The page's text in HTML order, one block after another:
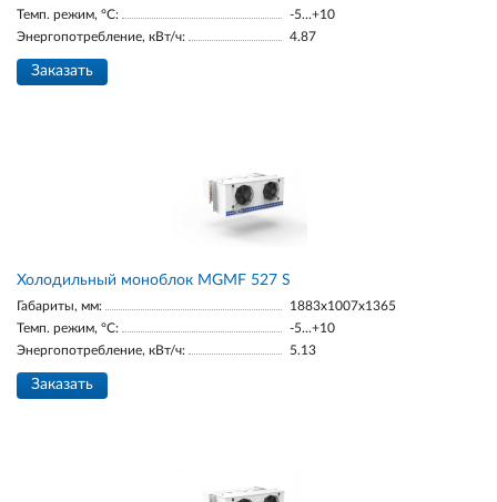
Темп. режим, °С:
-5...+10
Энергопотребление, кВт/ч:
4.87
Заказать
Холодильный моноблок MGМF 527 S
Габариты, мм:
1883х1007х1365
Темп. режим, °С:
-5...+10
Энергопотребление, кВт/ч:
5.13
Заказать